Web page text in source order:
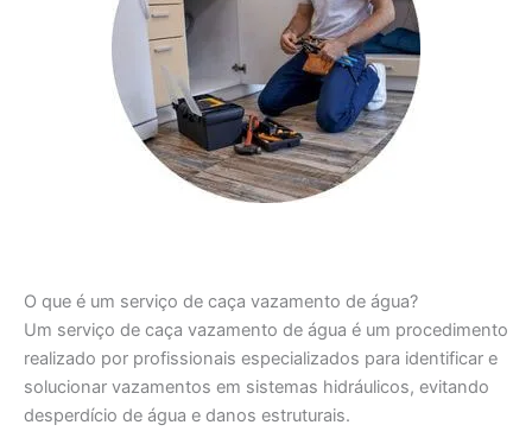
O que é um serviço de caça vazamento de água?
Um serviço de caça vazamento de água é um procedimento
realizado por profissionais especializados para identificar e
solucionar vazamentos em sistemas hidráulicos, evitando
desperdício de água e danos estruturais.